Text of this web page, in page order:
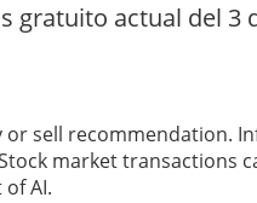
gratuito actual del
sell recommendation.
market transactions
AI.